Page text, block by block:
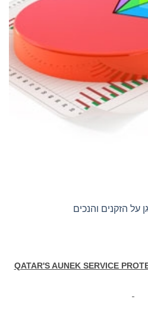
QATAR'S AUNEK SERVICE